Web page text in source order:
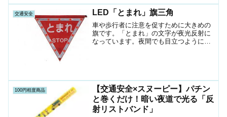
交通安全 LED「とまれ」旗三角
車や歩行者に注意を促すために大きめの
旗です。「とまれ」の文字が夜光反射に
なっています。夜間でも目立つように周
できます。
100円程度商品
【交通安全×スヌーピー】パチン
と巻くだけ！暗い夜道で光る「反
射リストバンド」